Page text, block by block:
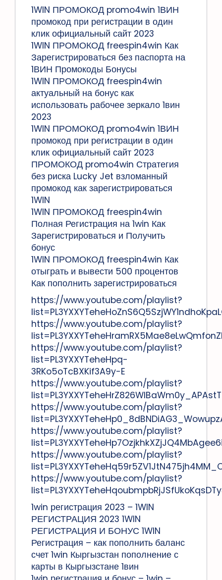
1WIN ПРОМОКОД promo4win 1ВИН
промокод при регистрации в один
клик официальный сайт 2023
1WIN ПРОМОКОД freespin4win Как
Зарегистрироваться без паспорта на
1ВИН Промокоды Бонусы
1WIN ПРОМОКОД freespin4win
актуальный на бонус как
использовать рабочее зеркало 1вин
2023
1WIN ПРОМОКОД promo4win 1ВИН
промокод при регистрации в один
клик официальный сайт 2023
ПРОМОКОД promo4win Стратегия
без риска Lucky Jet взломанный
промокод как зарегистрироваться
1WIN
1WIN ПРОМОКОД freespin4win
Полная Регистрация на 1win Как
Зарегистрироваться и Получить
бонус
1WIN ПРОМОКОД freespin4win Как
отыграть и вывести 500 процентов
Как пополнить зарегистрироваться
https://www.youtube.com/playlist?
https://www.youtube.com/playlist?
https://www.youtube.com/playlist?
list=PL3YXXYTeheHpq-
3RKo5oTcBXKif3A9y-E
https://www.youtube.com/playlist?
https://www.youtube.com/playlist?
https://www.youtube.com/playlist?
https://www.youtube.com/playlist?
https://www.youtube.com/playlist?
1win регистрация 2023 – 1WIN
РЕГИСТРАЦИЯ 2023 1WIN
РЕГИСТРАЦИЯ И БОНУС 1WIN
Регистрация – как пополнить баланс
счет 1win Кыргызстан пополнение с
карты в Кыргызстане 1вин